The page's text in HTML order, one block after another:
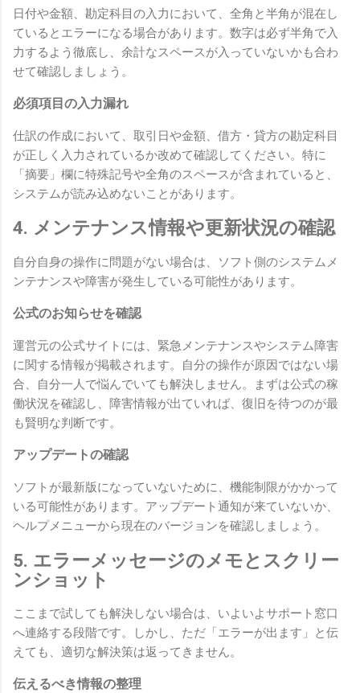
日付や金額、勘定科目の入力において、全角と半角が混在し
ているとエラーになる場合があります。数字は必ず半角で入
力するよう徹底し、余計なスペースが入っていないかも合わ
せて確認しましょう。
必須項目の入力漏れ
仕訳の作成において、取引日や金額、借方・貸方の勘定科目
が正しく入力されているか改めて確認してください。特に
「摘要」欄に特殊記号や全角のスペースが含まれていると、
システムが読み込めないことがあります。
4. メンテナンス情報や更新状況の確認
自分自身の操作に問題がない場合は、ソフト側のシステムメ
ンテナンスや障害が発生している可能性があります。
公式のお知らせを確認
運営元の公式サイトには、緊急メンテナンスやシステム障害
に関する情報が掲載されます。自分の操作が原因ではない場
合、自分一人で悩んでいても解決しません。まずは公式の稼
働状況を確認し、障害情報が出ていれば、復旧を待つのが最
も賢明な判断です。
アップデートの確認
ソフトが最新版になっていないために、機能制限がかかって
いる可能性があります。アップデート通知が来ていないか、
ヘルプメニューから現在のバージョンを確認しましょう。
5. エラーメッセージのメモとスクリー
ンショット
ここまで試しても解決しない場合は、いよいよサポート窓口
へ連絡する段階です。しかし、ただ「エラーが出ます」と伝
えても、適切な解決策は返ってきません。
伝えるべき情報の整理